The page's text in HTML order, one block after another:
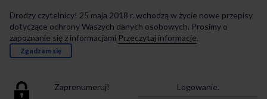
Drodzy czytelnicy! 25 maja 2018 r. wchodzą w życie nowe przepisy
dotyczące ochrony Waszych danych osobowych. Prosimy o
zapoznanie się z informacjami Przeczytaj informacje.
Zgadzam się
Zaprenumeruj!
Logowanie.